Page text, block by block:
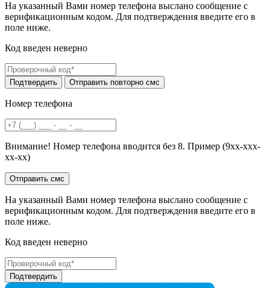
На указанный Вами номер телефона выслано сообщение с
верификационным кодом. Для подтверждения введите его в
поле ниже.
Код введен неверно
Номер телефона
Внимание! Номер телефона вводится без 8. Пример (9хх-ххх-
хх-хх)
На указанный Вами номер телефона выслано сообщение с
верификационным кодом. Для подтверждения введите его в
поле ниже.
Код введен неверно